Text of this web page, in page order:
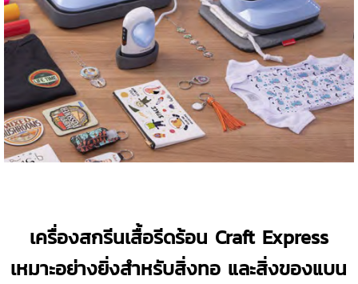
เครื่องสกรีนเสื้อรีดร้อน Craft Express
เหมาะอย่างยิ่งสำหรับสิ่งทอ และสิ่งของแบน